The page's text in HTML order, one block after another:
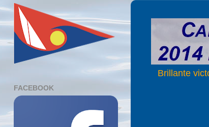
Brillante
FACEBOOK